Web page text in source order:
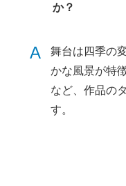
か？
A
舞台は四季の
かな風景が特
など、作品の
す。